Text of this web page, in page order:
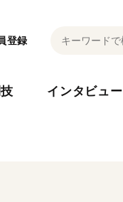
登録
インタビュー